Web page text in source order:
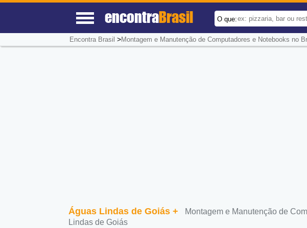
encontraBrasil O que:
Encontra Brasil >Montagem e Manutenção de Computadores e Notebooks no
Águas Lindas de Goiás +
Montagem e Manutenção de
Lindas de Goiás